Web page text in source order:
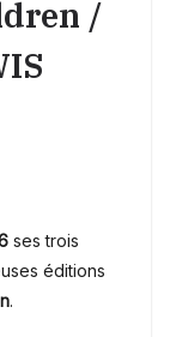
/
ses trois
éditions
.